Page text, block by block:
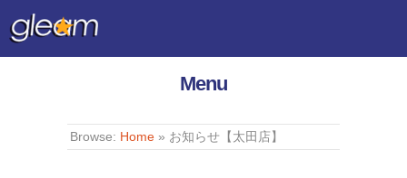
Menu
Browse: Home » お知らせ【太田店】